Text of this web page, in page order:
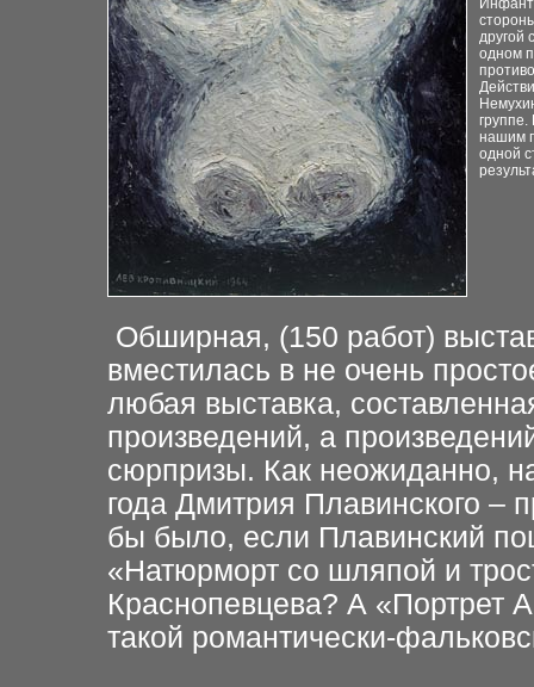
другой
одном
нашим
одной
Обширная, (150 работ)
вместилась в не очень
любая выставка,
произведений, а
сюрпризы. Как неожиданно,
года Дмитрия Плавинского –
бы было, если Плавинский
«Натюрморт со шляпой и
Краснопевцева? А «Портрет
такой романтически-